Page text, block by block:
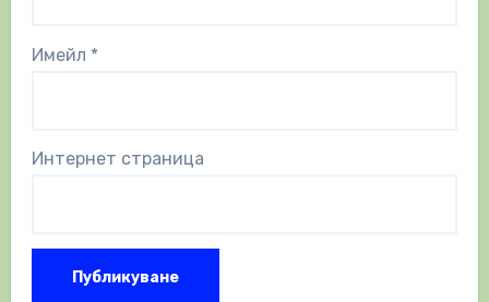
Имейл *
Интернет страница